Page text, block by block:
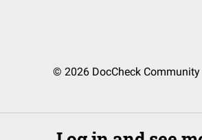
© 2026 DocCheck Community